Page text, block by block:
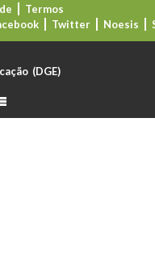
Termos
Twitter Noesis
(DGE)